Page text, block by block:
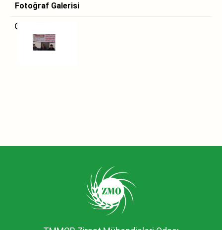
Fotoğraf Galerisi